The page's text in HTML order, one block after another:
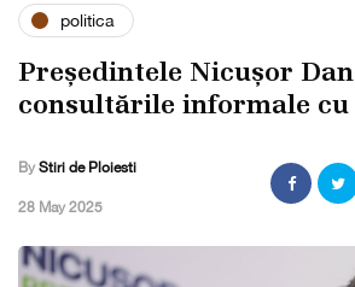
politica
Președintele Nicușor
consultările informale
By Stiri de Ploiesti
,28 May 2025